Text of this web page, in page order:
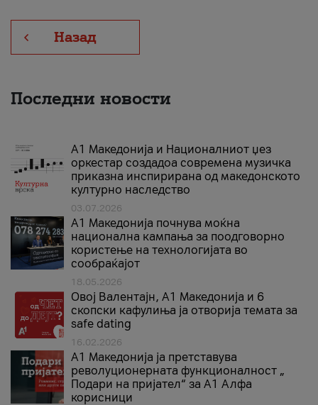
Назад
Последни новости
А1 Македонија и Националниот џез
оркестар создадоа современа музичка
приказна инспирирана од македонското
културно наследство
03.07.2026
A1 Македонија почнува моќна
национална кампања за поодговорно
користење на технологијата во
сообраќајот
18.05.2026
Овој Валентајн, A1 Македонија и 6
скопски кафулиња ја отворија темата за
safe dating
16.02.2026
А1 Македонија ја претставува
револуционерната функционалност „
Подари на пријател“ за А1 Алфа
корисници